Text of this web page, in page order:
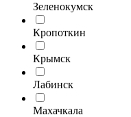
Зеленокумск
Кропоткин
Крымск
Лабинск
Махачкала